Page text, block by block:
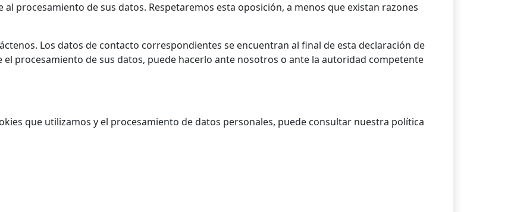
al procesamiento de sus datos. Respetaremos esta oposición, a menos que existan razones
Los datos de contacto correspondientes se encuentran al final de esta declaración de
el procesamiento de sus datos, puede hacerlo ante nosotros o ante la autoridad competente
que utilizamos y el procesamiento de datos personales, puede consultar nuestra política